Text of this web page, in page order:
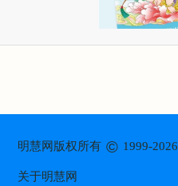
明慧网版权所有© 1999-2026
关于明慧网